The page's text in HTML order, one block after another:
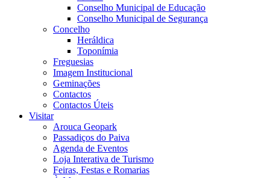
Conselho Municipal de Educação
Conselho Municipal de Segurança
Concelho
Heráldica
Toponímia
Freguesias
Imagem Institucional
Geminações
Contactos
Contactos Úteis
Visitar
Arouca Geopark
Passadiços do Paiva
Agenda de Eventos
Loja Interativa de Turismo
Feiras, Festas e Romarias